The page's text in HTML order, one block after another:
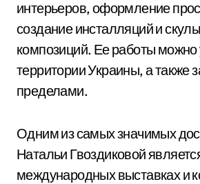
интерьеров, оформление
создание инсталляций и
композиций. Ее работы можно
территории Украины, а также
пределами.
Одним из самых значимых
Натальи Гвоздиковой
международных выставках и